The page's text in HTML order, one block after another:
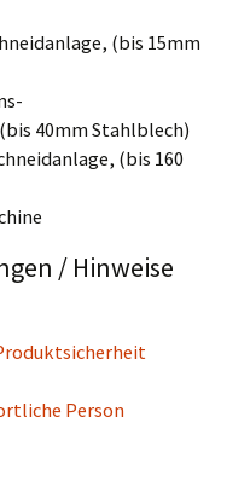
(bis 15mm
40mm Stahlblech)
(bis 160
/ Hinweise
Person